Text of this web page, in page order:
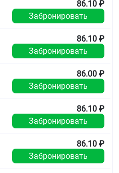
86.10 ₽
Забронировать
86.10 ₽
Забронировать
86.00 ₽
Забронировать
86.10 ₽
Забронировать
86.10 ₽
Забронировать